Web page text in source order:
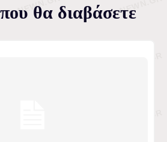
θα διαβάσετε